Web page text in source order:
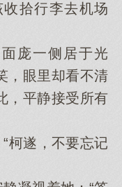
拾行李去机场
庞一侧居于光
，眼里却看不清
，平静接受所有
遂，不要忘记